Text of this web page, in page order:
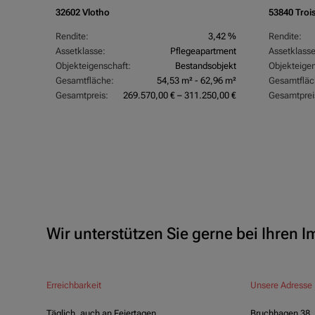
32602 Vlotho
Rendite:
3,42 %
Assetklasse:
Pflegeapartment
Objekteigenschaft:
Bestandsobjekt
Gesamtfläche:
54,53 m² - 62,96 m²
Gesamtpreis:
269.570,00 € – 311.250,00 €
53840
Rendite:
Wir unterstützen Sie gerne bei Ihren
Erreichbarkeit Unsere Adresse